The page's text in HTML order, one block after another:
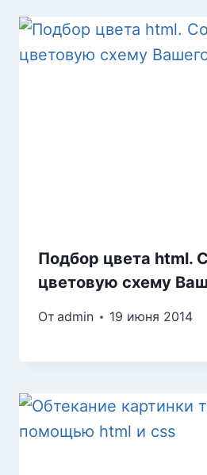
Подбор цвета html.
цветовую схему
От admin 19 июня 2014